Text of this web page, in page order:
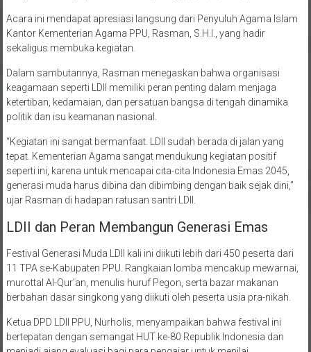
Acara ini mendapat apresiasi langsung dari Penyuluh Agama Islam
Kantor Kementerian Agama PPU, Rasman, S.H.I., yang hadir
sekaligus membuka kegiatan.
Dalam sambutannya, Rasman menegaskan bahwa organisasi
keagamaan seperti LDII memiliki peran penting dalam menjaga
ketertiban, kedamaian, dan persatuan bangsa di tengah dinamika
politik dan isu keamanan nasional.
“Kegiatan ini sangat bermanfaat. LDII sudah berada di jalan yang
tepat. Kementerian Agama sangat mendukung kegiatan positif
seperti ini, karena untuk mencapai cita-cita Indonesia Emas 2045,
generasi muda harus dibina dan dibimbing dengan baik sejak dini,”
ujar Rasman di hadapan ratusan santri LDII.
LDII dan Peran Membangun Generasi Emas
Festival Generasi Muda LDII kali ini diikuti lebih dari 450 peserta dari
11 TPA se-Kabupaten PPU. Rangkaian lomba mencakup mewarnai,
murottal Al-Qur’an, menulis huruf Pegon, serta bazar makanan
berbahan dasar singkong yang diikuti oleh peserta usia pra-nikah.
Ketua DPD LDII PPU, Nurholis, menyampaikan bahwa festival ini
bertepatan dengan semangat HUT ke-80 Republik Indonesia dan